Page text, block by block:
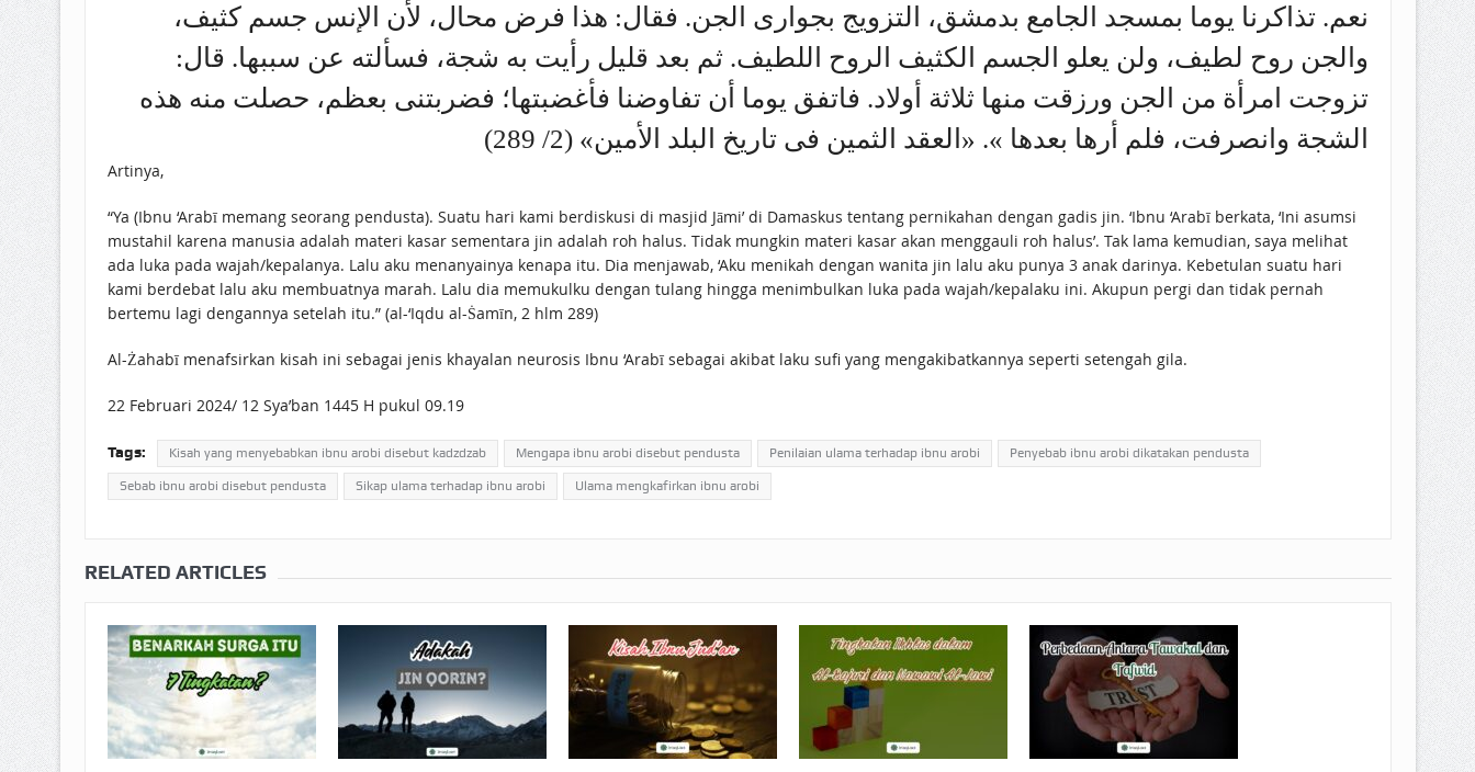
نعم. تذاكرنا يوما بمسجد الجامع بدمشق، التزويج بجوارى الجن. فقال: هذا فرض محال، لأن الإنس جسم كثيف،
والجن روح لطيف، ولن يعلو الجسم الكثيف الروح اللطيف. ثم بعد قليل رأيت ‌به ‌شجة، فسألته عن سببها. قال:
تزوجت امرأة من الجن ورزقت منها ثلاثة أولاد. فاتفق يوما أن تفاوضنا فأغضبتها؛ فضربتنى بعظم، حصلت منه هذه
الشجة وانصرفت، فلم أرها بعدها ». «العقد الثمين فى تاريخ البلد الأمين» (2/ 289)
Artinya,
“Ya (Ibnu ‘Arabī memang seorang pendusta). Suatu hari kami berdiskusi di masjid Jāmi’ di Damaskus tentang pernikahan dengan gadis jin. ‘Ibnu ‘Arabī berkata, ‘Ini asumsi
mustahil karena manusia adalah materi kasar sementara jin adalah roh halus. Tidak mungkin materi kasar akan menggauli roh halus’. Tak lama kemudian, saya melihat
ada luka pada wajah/kepalanya. Lalu aku menanyainya kenapa itu. Dia menjawab, ‘Aku menikah dengan wanita jin lalu aku punya 3 anak darinya. Kebetulan suatu hari
kami berdebat lalu aku membuatnya marah. Lalu dia memukulku dengan tulang hingga menimbulkan luka pada wajah/kepalaku ini. Akupun pergi dan tidak pernah
bertemu lagi dengannya setelah itu.” (al-‘Iqdu al-Ṡamīn, 2 hlm 289)
Al-Żahabī menafsirkan kisah ini sebagai jenis khayalan neurosis Ibnu ‘Arabī sebagai akibat laku sufi yang mengakibatkannya seperti setengah gila.
22 Februari 2024/ 12 Sya’ban 1445 H pukul 09.19
Tags: Kisah yang menyebabkan ibnu arobi disebut kadzdzab Mengapa ibnu arobi disebut pendusta Penilaian ulama terhadap ibnu arobi Penyebab ibnu arobi dikatakan pendusta
Sebab ibnu arobi disebut pendusta Sikap ulama terhadap ibnu arobi Ulama mengkafirkan ibnu arobi
RELATED ARTICLES